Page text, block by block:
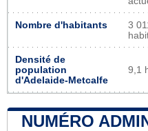
Nombre d'habitants
3
Densité de
population
d'Adelaide-Metcalfe
9,1
NUMÉRO